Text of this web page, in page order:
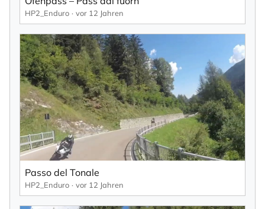
HP2_Enduro vor 12 Jahren
Passo del Tonale
HP2_Enduro vor 12 Jahren